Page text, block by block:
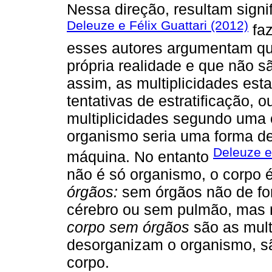
Nessa direção, resultam
Deleuze e Félix Guattari (2012)
esses autores argumentam
própria realidade e que não
assim, as multiplicidades
tentativas de estratificação,
multiplicidades segundo
organismo seria uma forma
máquina. No entanto Deleuze
não é só organismo, o corpo
órgãos: sem órgãos não de
cérebro ou sem pulmão,
corpo sem órgãos são as
desorganizam o organismo,
corpo.